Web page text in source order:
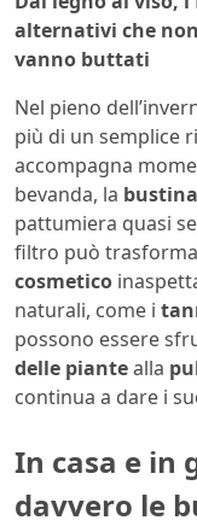
alternativi che
vanno buttati
Nel pieno
più di un semplice
accompagna
bevanda, la
pattumiera quasi
filtro può
cosmetico
naturali, come i
possono essere
delle piantealla
continua a dare i
In casa e in
davvero le